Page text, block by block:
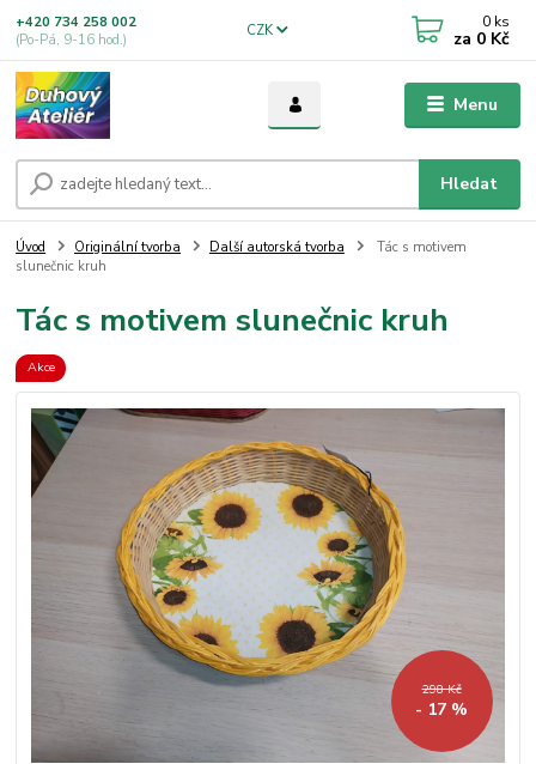
Menu
CZK
Hledat
+420 734 258 002
(Po-Pá, 9-16 hod.)
0 ks
za 0 Kč
Úvod Originální tvorba Další autorská tvorba
Tác s motivem
slunečnic kruh
Tác s motivem slunečnic kruh
Akce
298 Kč
- 17 %